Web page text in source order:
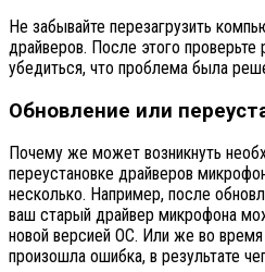
Не забывайте перезагрузить
драйверов. После этого
убедиться, что проблема была
Обновление или
Почему же может возникнуть
переустановке драйверов
несколько. Например, после
ваш старый драйвер микрофона
новой версией ОС. Или же во время
произошла ошибка, в результате